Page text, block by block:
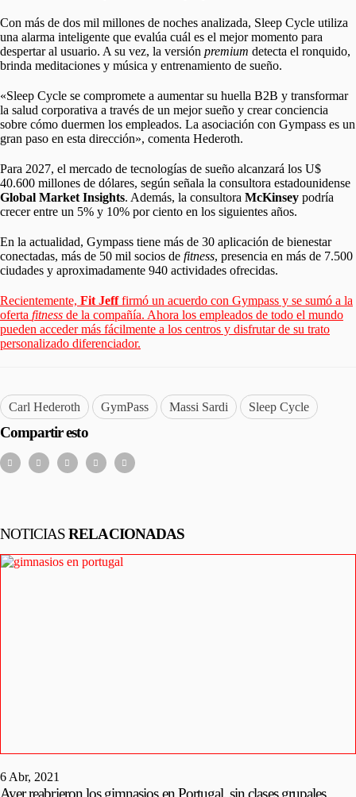
Con más de dos mil millones de noches analizada, Sleep Cycle utiliza
una alarma inteligente que evalúa cuál es el mejor momento para
despertar al usuario. A su vez, la versión premium detecta el ronquido,
brinda meditaciones y música y entrenamiento de sueño.
«Sleep Cycle se compromete a aumentar su huella B2B y transformar
la salud corporativa a través de un mejor sueño y crear conciencia
sobre cómo duermen los empleados. La asociación con Gympass es un
gran paso en esta dirección», comenta Hederoth.
Para 2027, el mercado de tecnologías de sueño alcanzará los U$
40.600 millones de dólares, según señala la consultora estadounidense
Global Market Insights. Además, la consultora McKinsey podría
crecer entre un 5% y 10% por ciento en los siguientes años.
En la actualidad, Gympass tiene más de 30 aplicación de bienestar
conectadas, más de 50 mil socios de fitness, presencia en más de 7.500
ciudades y aproximadamente 940 actividades ofrecidas.
Recientemente, Fit Jefffirmó un acuerdo con Gympass y se sumó a la
oferta fitness de la compañía. Ahora los empleados de todo el mundo
pueden acceder más fácilmente a los centros y disfrutar de su trato
personalizado diferenciador.
Carl Hederoth GymPass Massi Sardi Sleep Cycle
Compartir esto
NOTICIASRELACIONADAS
6 Abr, 2021
Ayer reabrieron los gimnasios en Portugal, sin clases grupales